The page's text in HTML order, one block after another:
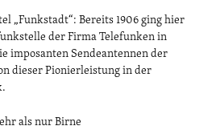
„Funkstadt“: Bereits 1906 ging hier
der Firma Telefunken in
imposanten Sendeantennen der
dieser Pionierleistung in der
als nur Birne